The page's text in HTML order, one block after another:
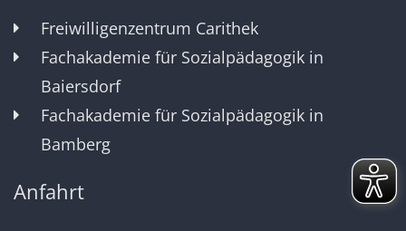
Freiwilligenzentrum Carithek
Fachakademie für Sozialpädagogik in
Baiersdorf
Fachakademie für Sozialpädagogik in
Bamberg
Anfahrt